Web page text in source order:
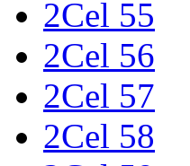
2Cel 55
2Cel 56
2Cel 57
2Cel 58